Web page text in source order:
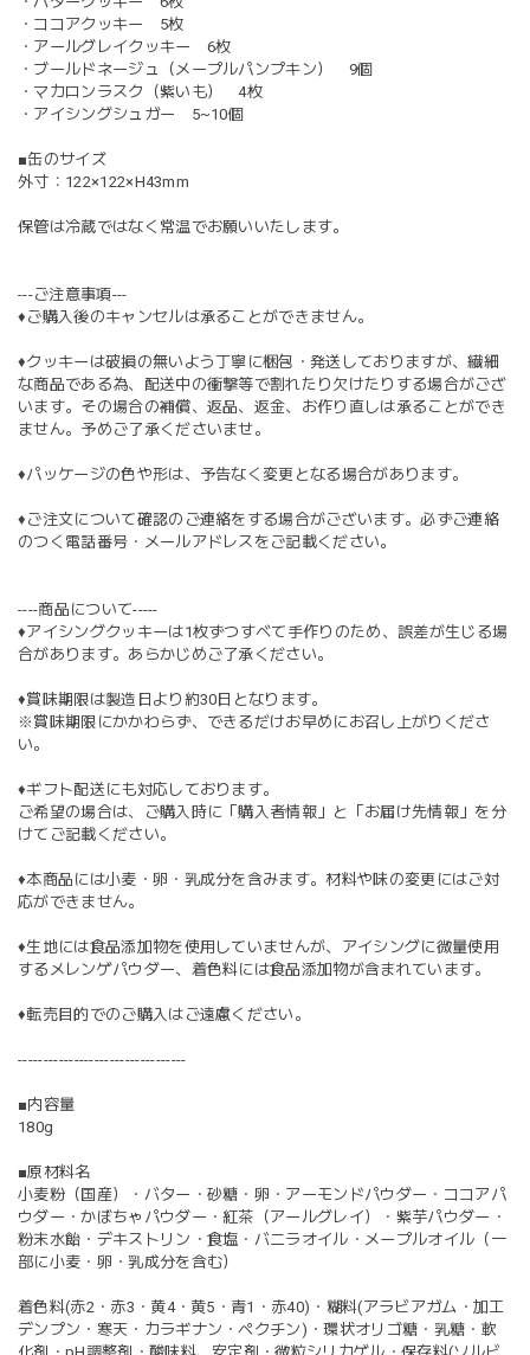
・ココアクッキー 5枚
・アールグレイクッキー 6枚
・ブールドネージュ（メープルパンプキン） 9個
・マカロンラスク（紫いも） 4枚
・アイシングシュガー 5~10個
■缶のサイズ
外寸：122×122×H43mm
保管は冷蔵ではなく常温でお願いいたします。
---ご注意事項---
♦︎ご購入後のキャンセルは承ることができません。
♦︎クッキーは破損の無いよう丁寧に梱包・発送しておりますが、繊細
な商品である為、配送中の衝撃等で割れたり欠けたりする場合がござ
います。その場合の補償、返品、返金、お作り直しは承ることができ
ません。予めご了承くださいませ。
♦︎パッケージの色や形は、予告なく変更となる場合があります。
♦︎ご注文について確認のご連絡をする場合がございます。必ずご連絡
のつく電話番号・メールアドレスをご記載ください。
----商品について-----
♦︎アイシングクッキーは1枚ずつすべて手作りのため、誤差が生じる場
合があります。あらかじめご了承ください。
♦︎賞味期限は製造日より約30日となります。
※賞味期限にかかわらず、できるだけお早めにお召し上がりくださ
い。
♦︎ギフト配送にも対応しております。
ご希望の場合は、ご購入時に「購入者情報」と「お届け先情報」を分
けてご記載ください。
♦︎本商品には小麦・卵・乳成分を含みます。材料や味の変更にはご対
応ができません。
♦︎生地には食品添加物を使用していませんが、アイシングに微量使用
するメレンゲパウダー、着色料には食品添加物が含まれています。
♦︎転売目的でのご購入はご遠慮ください。
---------------------------------
■内容量
180g
■原材料名
小麦粉（国産）・バター・砂糖・卵・アーモンドパウダー・ココアパ
ウダー・かぼちゃパウダー・紅茶（アールグレイ）・紫芋パウダー・
粉末水飴・デキストリン・食塩・バニラオイル・メープルオイル（一
部に小麦・卵・乳成分を含む）
着色料(赤2・赤3・黄4・黄5・青1・赤40)・糊料(アラビアガム・加工
デンプン・寒天・カラギナン・ペクチン)・環状オリゴ糖・乳糖・軟